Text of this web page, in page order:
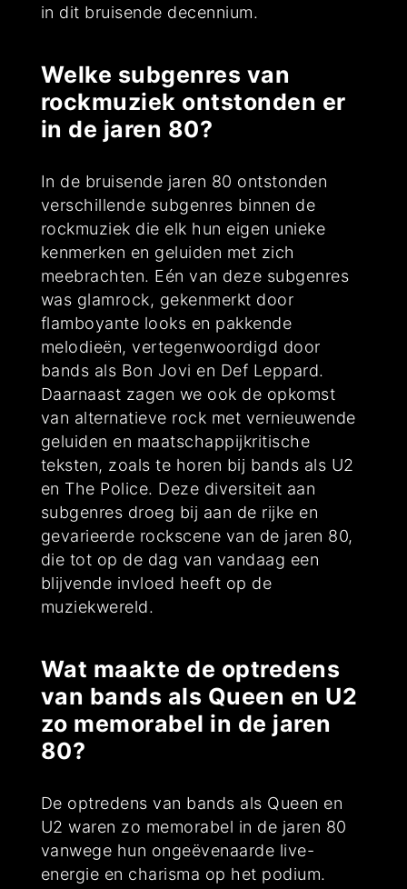
in dit bruisende decennium.
Welke subgenres van
rockmuziek ontstonden er
in de jaren 80?
In de bruisende jaren 80 ontstonden
verschillende subgenres binnen de
rockmuziek die elk hun eigen unieke
kenmerken en geluiden met zich
meebrachten. Eén van deze subgenres
was glamrock, gekenmerkt door
flamboyante looks en pakkende
melodieën, vertegenwoordigd door
bands als Bon Jovi en Def Leppard.
Daarnaast zagen we ook de opkomst
van alternatieve rock met vernieuwende
geluiden en maatschappijkritische
teksten, zoals te horen bij bands als U2
en The Police. Deze diversiteit aan
subgenres droeg bij aan de rijke en
gevarieerde rockscene van de jaren 80,
die tot op de dag van vandaag een
blijvende invloed heeft op de
muziekwereld.
Wat maakte de optredens
van bands als Queen en U2
zo memorabel in de jaren
80?
De optredens van bands als Queen en
U2 waren zo memorabel in de jaren 80
vanwege hun ongeëvenaarde live-
energie en charisma op het podium.